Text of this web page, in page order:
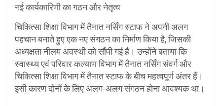
नई कार्यकारिणी का गठन और नेतृत्व
चिकित्सा शिक्षा विभाग में तैनात नर्सिंग स्टाफ ने अपनी अलग
पहचान बनाते हुए एक नए संगठन का निर्माण किया है, जिसकी
अध्यक्षता नीलम अवस्थी को सौंपी गई है। उन्होंने बताया कि
स्वास्थ्य एवं परिवार कल्याण विभाग में तैनात नर्सिंग संवर्ग और
चिकित्सा शिक्षा विभाग में तैनात स्टाफ के बीच महत्वपूर्ण अंतर हैं।
इसी कारण दोनों के लिए अलग-अलग संगठन होना आवश्यक था।